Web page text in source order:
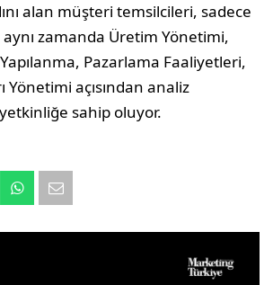
alan müşteri temsilcileri, sadece
zamanda Üretim Yönetimi,
Pazarlama Faaliyetleri,
Yönetimi açısından analiz
sahip oluyor.